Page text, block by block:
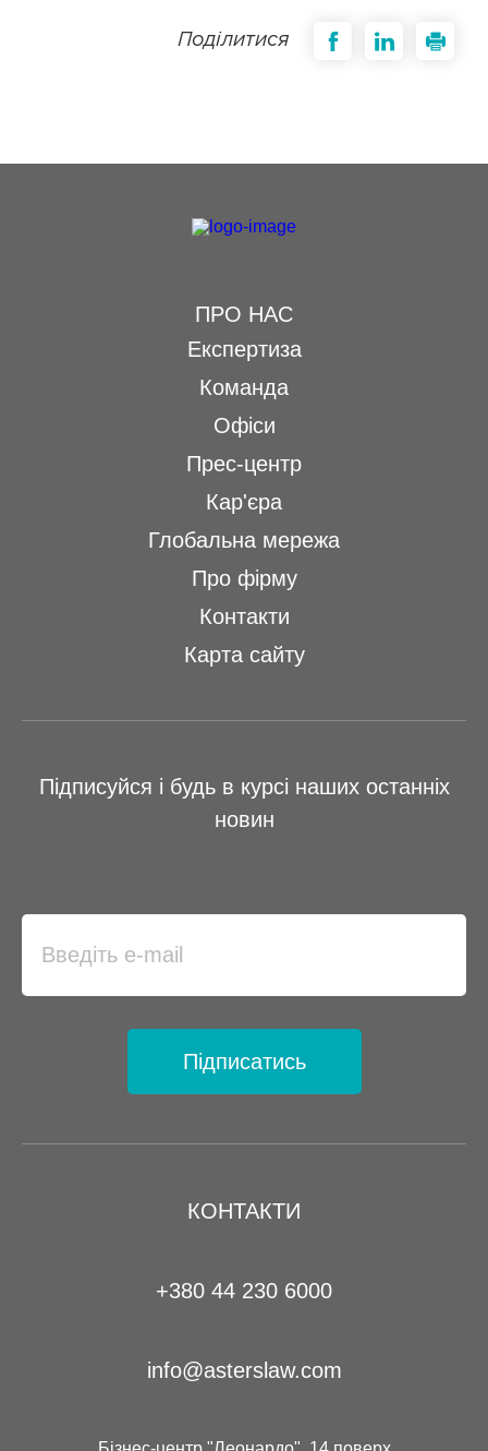
Поділитися
КОНТАКТИ
+380 44 230 6000
info@asterslaw.com
ПРО НАС
Експертиза
Команда
Офіси
Прес-центр
Кар'єра
Глобальна мережа
Про фірму
Контакти
Карта сайту
Підписуйся і будь в курсі наших останніх
новин
Підписатись